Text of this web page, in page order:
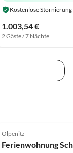
Kostenlose Stornierung
1.003,54 €
2 Gäste / 7 Nächte
Olpenitz